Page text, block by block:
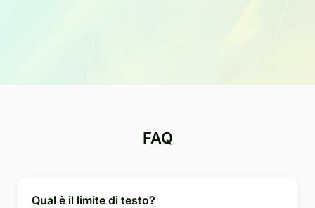
FAQ
Qual è il limite di testo?